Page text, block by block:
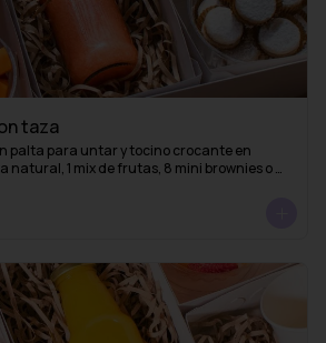
taza
palta para untar y tocino crocante en
natural, 1 mix de frutas, 8 mini brownies o